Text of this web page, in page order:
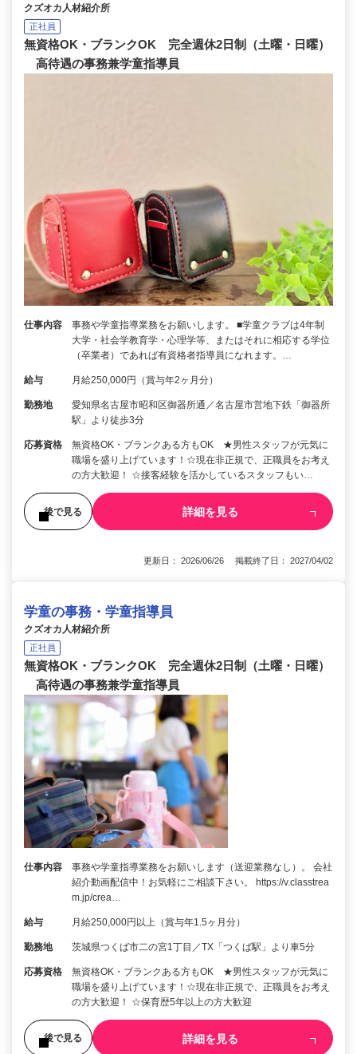
クズオカ人材紹介所
正社員
無資格OK・ブランクOK 完全週休2日制（土曜・日曜）
高待遇の事務兼学童指導員
仕事内容
事務や学童指導業務をお願いします。 ■学童クラブは4年制
大学・社会学教育学・心理学等、またはそれに相応する学位
（卒業者）であれば有資格者指導員になれます。…
給与 月給250,000円（賞与年2ヶ月分）
勤務地
愛知県名古屋市昭和区御器所通／名古屋市営地下鉄「御器所
駅」より徒歩3分
応募資格
無資格OK・ブランクある方もOK ★男性スタッフが元気に
職場を盛り上げています！☆現在非正規で、正職員をお考え
の方大歓迎！ ☆接客経験を活かしているスタッフもい…
後で見る 詳細を見る
更新日： 2026/06/26 掲載終了日： 2027/04/02
学童の事務・学童指導員
クズオカ人材紹介所
正社員
無資格OK・ブランクOK 完全週休2日制（土曜・日曜）
高待遇の事務兼学童指導員
仕事内容
事務や学童指導業務をお願いします（送迎業務なし）。 会社
紹介動画配信中！お気軽にご相談下さい。 https://v.classtrea
m.jp/crea…
給与 月給250,000円以上（賞与年1.5ヶ月分）
勤務地 茨城県つくば市二の宮1丁目／TX「つくば駅」より車5分
応募資格
無資格OK・ブランクある方もOK ★男性スタッフが元気に
職場を盛り上げています！☆現在非正規で、正職員をお考え
の方大歓迎！ ☆保育歴5年以上の方大歓迎
後で見る 詳細を見る